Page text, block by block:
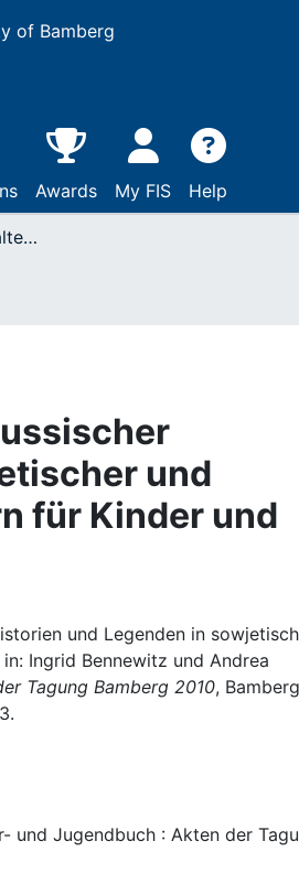
of Bamberg
Awards My FIS Help
Die Rezeption mittelalterlicher russischer Historien und Legenden in sowjetischer und postsowjetischer Zeit in Büchern für Kinder und Jugendliche
und
für Kinder und
und Legenden in
Ingrid Bennewitz und Andrea
Tagung Bamberg 2010,
und Jugendbuch : Akten der